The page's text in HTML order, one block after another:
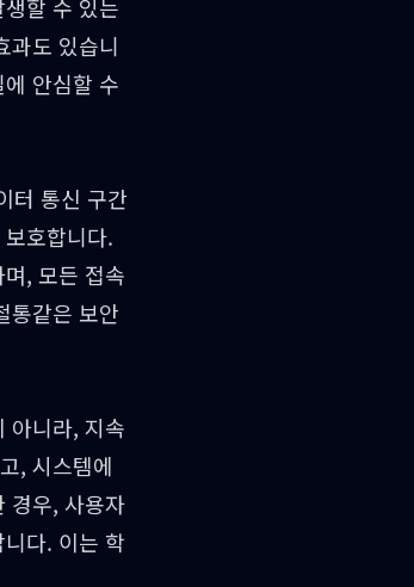
할 수 있는
과도 있습니
안심할 수
터 통신 구간
호합니다.
, 모든 접속
통같은 보안
아니라, 지속
, 시스템에
경우, 사용자
다. 이는 학